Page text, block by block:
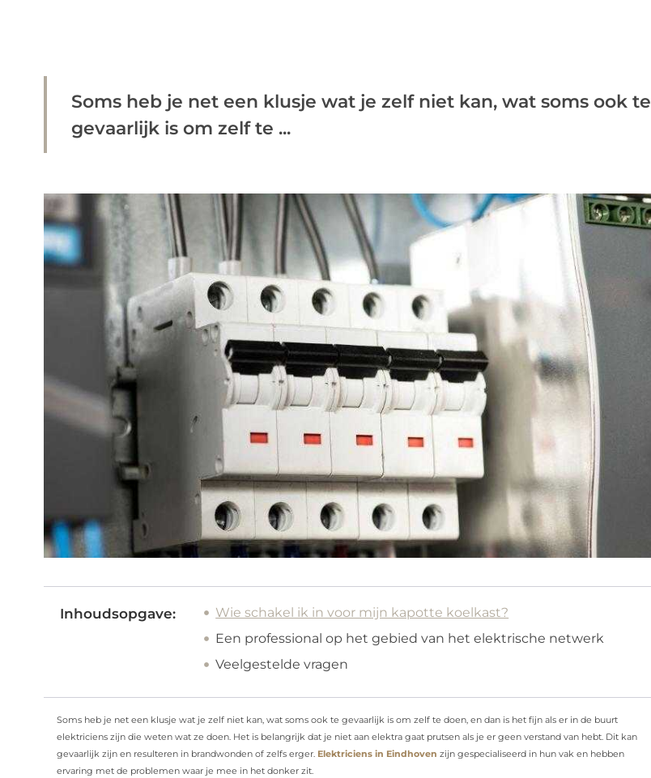
Soms heb je net een klusje wat je zelf niet kan, wat soms ook te
gevaarlijk is om zelf te ...
Inhoudsopgave:
Wie schakel ik in voor mijn kapotte koelkast?
Een professional op het gebied van het elektrische netwerk
Veelgestelde vragen
Soms heb je net een klusje wat je zelf niet kan, wat soms ook te gevaarlijk is om zelf te doen, en dan is het fijn als er in de buurt
elektriciens zijn die weten wat ze doen. Het is belangrijk dat je niet aan elektra gaat prutsen als je er geen verstand van hebt. Dit kan
gevaarlijk zijn en resulteren in brandwonden of zelfs erger. Elektriciens in Eindhoven zijn gespecialiseerd in hun vak en hebben
ervaring met de problemen waar je mee in het donker zit.